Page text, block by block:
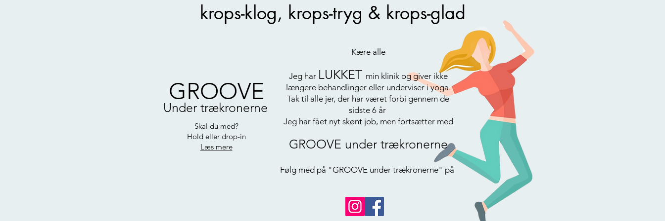
krops-klog, krops-tryg & krops-glad
GROOVE
Skal du med?
Hold eller drop-in
Læs mere
Under trækronerne
Kære alle
Jeg har LUKKET min klinik og giver ikke
længere behandlinger eller underviser i yoga.
Tak til alle jer, der har været forbi gennem de
sidste 6 år
Jeg har fået nyt skønt job, men fortsætter med
GROOVE under trækronerne
Følg med på "GROOVE under trækronerne" på